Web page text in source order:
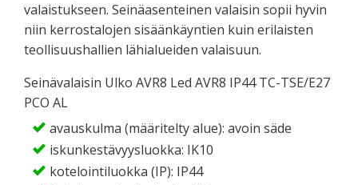
valaistukseen. Seinäasenteinen valaisin sopii hyvin
niin kerrostalojen sisäänkäyntien kuin erilaisten
teollisuushallien lähialueiden valaisuun.
Seinävalaisin Ulko AVR8 Led AVR8 IP44 TC-TSE/E27
PCO AL
avauskulma (määritelty alue): avoin säde
iskunkestävyysluokka: IK10
kotelointiluokka (IP): IP44